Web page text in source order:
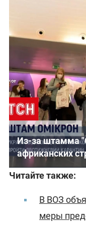
Из-за штамма
африканских
Читайте также:
В ВОЗ
меры